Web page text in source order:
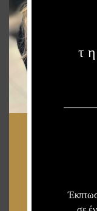
Επικοινωνία
NEWSLETTER
Stay up to date with